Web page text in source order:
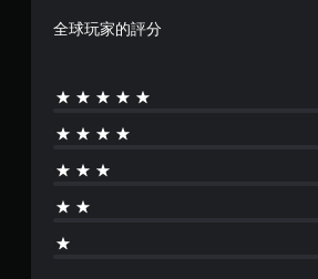
全球玩家的評分